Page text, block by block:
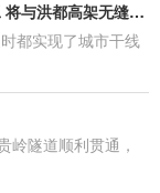
南昌火车站东广场改造项目主体完工 将与洪都高架无缝衔接
都实现了城市干线
岭隧道顺利贯通，